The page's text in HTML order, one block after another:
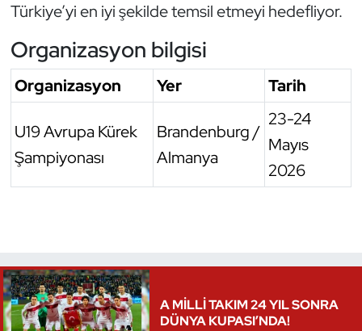
Türkiye’yi en iyi şekilde temsil etmeyi hedefliyor.
Organizasyon bilgisi
Organizasyon Yer Tarih
U19 Avrupa Kürek
Şampiyonası
Brandenburg /
Almanya
23-24
Mayıs
2026
A MİLLİ TAKIM 24 YIL SONRA
DÜNYA KUPASI’NDA!
Voleybol
Wushu Kungfu